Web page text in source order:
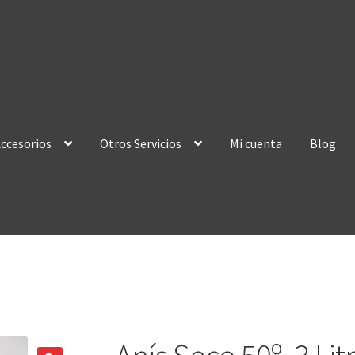
Otros Servicios Mi cuenta Blog